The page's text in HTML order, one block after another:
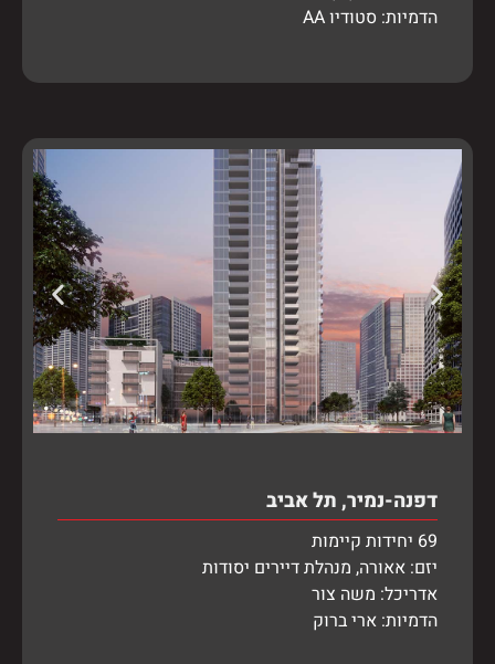
הדמיות: סטודיוAA
דפנה-נמיר, תל אביב
69 יחידות קיימות
יזם: אאורה, מנהלת דיירים יסודות
אדריכל: משה צור
הדמיות: ארי ברוק